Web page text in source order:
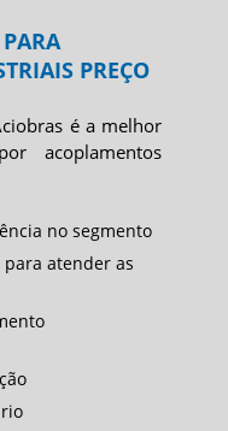
PREÇO
é a melhor
poracoplamentos
no segmento
atender as